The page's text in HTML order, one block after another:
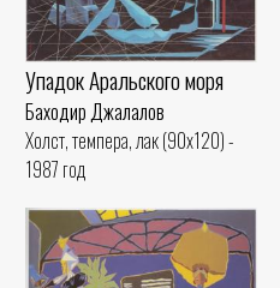
Упадок Аральского моря
Баходир Джалалов
Холст, темпера, лак (90x120) -
1987 год